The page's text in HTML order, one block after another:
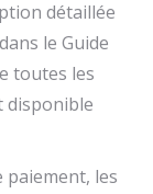
détaillée
le Guide
toutes les
disponible
paiement, les